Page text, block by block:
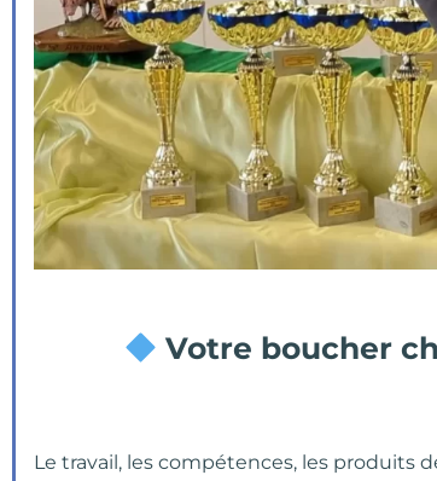
Votre boucher
Le travail, les compétences, les produits